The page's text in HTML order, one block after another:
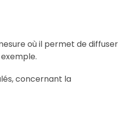
où il permet de diffuser
concernant la